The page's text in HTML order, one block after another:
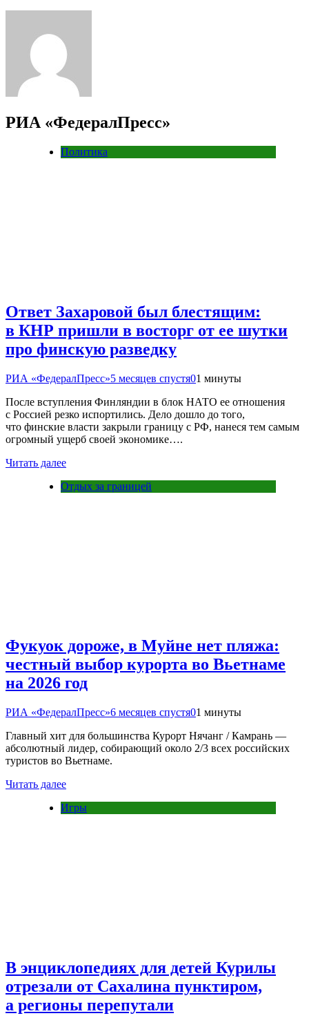
РИА «ФедералПресс»
Политика
Ответ Захаровой был блестящим:
в КНР пришли в восторг от ее шутки
про финскую разведку
РИА «ФедералПресс»5 месяцев спустя01 минуты
После вступления Финляндии в блок НАТО ее отношения
с Россией резко испортились. Дело дошло до того,
что финские власти закрыли границу с РФ, нанеся тем самым
огромный ущерб своей экономике….
Читать далее
Отдых за границей
Фукуок дороже, в Муйне нет пляжа:
честный выбор курорта во Вьетнаме
на 2026 год
РИА «ФедералПресс»6 месяцев спустя01 минуты
Главный хит для большинства Курорт Нячанг / Камрань —
абсолютный лидер, собирающий около 2/3 всех российских
туристов во Вьетнаме.
Читать далее
Игры
В энциклопедиях для детей Курилы
отрезали от Сахалина пунктиром,
а регионы перепутали